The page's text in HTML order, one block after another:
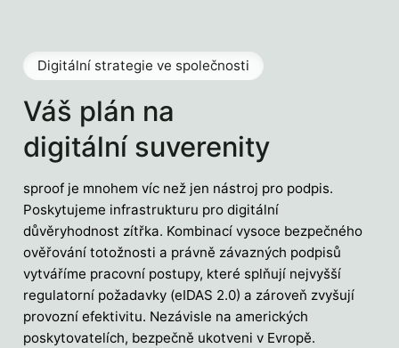
Váš plán na
digitální suverenity
Digitální strategie ve společnosti
sproof je mnohem víc než jen nástroj pro podpis.
Poskytujeme infrastrukturu pro digitální
důvěryhodnost zítřka. Kombinací vysoce bezpečného
ověřování totožnosti a právně závazných podpisů
vytváříme pracovní postupy, které splňují nejvyšší
regulatorní požadavky (eIDAS 2.0) a zároveň zvyšují
provozní efektivitu. Nezávisle na amerických
poskytovatelích, bezpečně ukotveni v Evropě.